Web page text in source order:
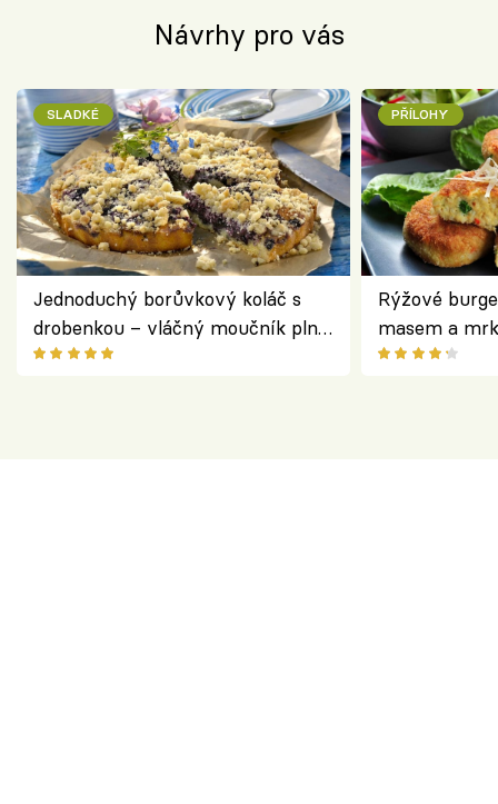
Návrhy pro vás
SLADKÉ
Jednoduchý borůvkový koláč s
drobenkou – vláčný moučník plný
ovoce
PŘÍLOHY
Rýžové
masem a
salátem –